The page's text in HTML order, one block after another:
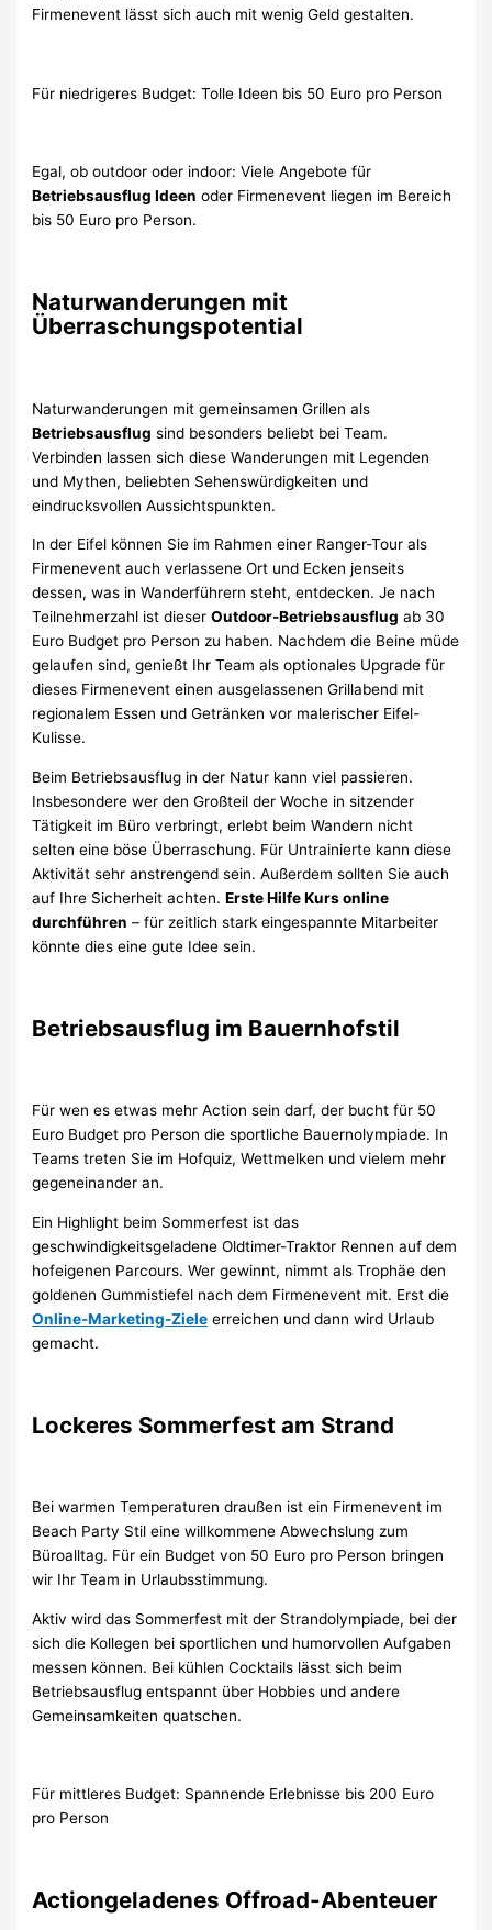
Firmenevent lässt sich auch mit wenig Geld gestalten.
Für niedrigeres Budget: Tolle Ideen bis 50 Euro pro Person
Egal, ob outdoor oder indoor: Viele Angebote für
Betriebsausflug Ideen oder Firmenevent liegen im Bereich
bis 50 Euro pro Person.
Naturwanderungen mit
Überraschungspotential
Naturwanderungen mit gemeinsamen Grillen als
Betriebsausflug sind besonders beliebt bei Team.
Verbinden lassen sich diese Wanderungen mit Legenden
und Mythen, beliebten Sehenswürdigkeiten und
eindrucksvollen Aussichtspunkten.
In der Eifel können Sie im Rahmen einer Ranger-Tour als
Firmenevent auch verlassene Ort und Ecken jenseits
dessen, was in Wanderführern steht, entdecken. Je nach
Teilnehmerzahl ist dieserOutdoor-Betriebsausflug ab 30
Euro Budget pro Person zu haben. Nachdem die Beine müde
gelaufen sind, genießt Ihr Team als optionales Upgrade für
dieses Firmenevent einen ausgelassenen Grillabend mit
regionalem Essen und Getränken vor malerischer Eifel-
Kulisse.
Beim Betriebsausflug in der Natur kann viel passieren.
Insbesondere wer den Großteil der Woche in sitzender
Tätigkeit im Büro verbringt, erlebt beim Wandern nicht
selten eine böse Überraschung. Für Untrainierte kann diese
Aktivität sehr anstrengend sein. Außerdem sollten Sie auch
auf Ihre Sicherheit achten.Erste Hilfe Kurs online
durchführen – für zeitlich stark eingespannte Mitarbeiter
könnte dies eine gute Idee sein.
Betriebsausflug im Bauernhofstil
Für wen es etwas mehr Action sein darf, der bucht für 50
Euro Budget pro Person die sportliche Bauernolympiade. In
Teams treten Sie im Hofquiz, Wettmelken und vielem mehr
gegeneinander an.
Ein Highlight beim Sommerfest ist das
geschwindigkeitsgeladene Oldtimer-Traktor Rennen auf dem
hofeigenen Parcours. Wer gewinnt, nimmt als Trophäe den
goldenen Gummistiefel nach dem Firmenevent mit. Erst die
Online-Marketing-Ziele erreichen und dann wird Urlaub
gemacht.
Lockeres Sommerfest am Strand
Bei warmen Temperaturen draußen ist ein Firmenevent im
Beach Party Stil eine willkommene Abwechslung zum
Büroalltag. Für ein Budget von 50 Euro pro Person bringen
wir Ihr Team in Urlaubsstimmung.
Aktiv wird das Sommerfest mit der Strandolympiade, bei der
sich die Kollegen bei sportlichen und humorvollen Aufgaben
messen können. Bei kühlen Cocktails lässt sich beim
Betriebsausflug entspannt über Hobbies und andere
Gemeinsamkeiten quatschen.
Für mittleres Budget: Spannende Erlebnisse bis 200 Euro
pro Person
Actiongeladenes Offroad-Abenteuer